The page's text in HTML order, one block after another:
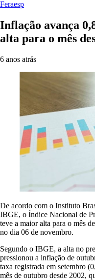
Feraesp
Inflação avança
alta para o mês
6 anos atrás
De acordo com o Instituto
IBGE, o Índice Nacional de
teve a maior alta para o mês
no dia 06 de novembro.
Segundo o IBGE, a alta no
pressionou a inflação de
taxa registrada em setembro
mês de outubro desde 2002,